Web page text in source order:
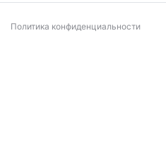
Политика конфиденциальности